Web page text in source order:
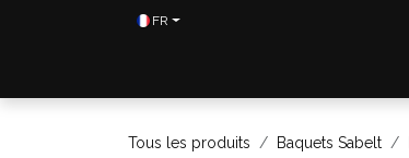
FR
Tous les produits Baquets Sabelt